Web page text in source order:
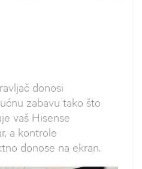
donosi
zabavu tako što
vaš Hisense
a kontrole
donose na ekran.